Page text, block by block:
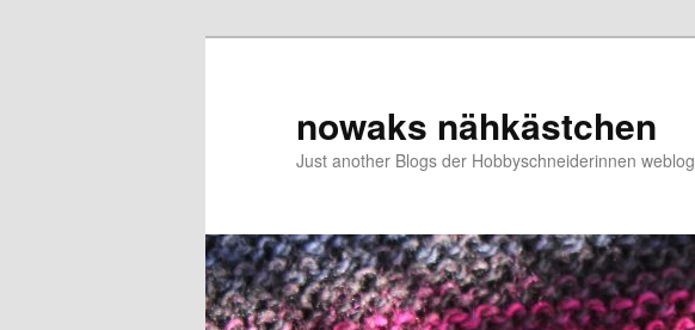
nowaks nähkästchen
Just another Blogs der Hobbyschneiderinnen weblog